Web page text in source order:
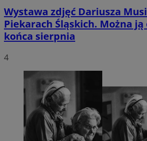
Wystawa zdjęć Dariusza
Piekarach Śląskich. Można ją
końca sierpnia
4